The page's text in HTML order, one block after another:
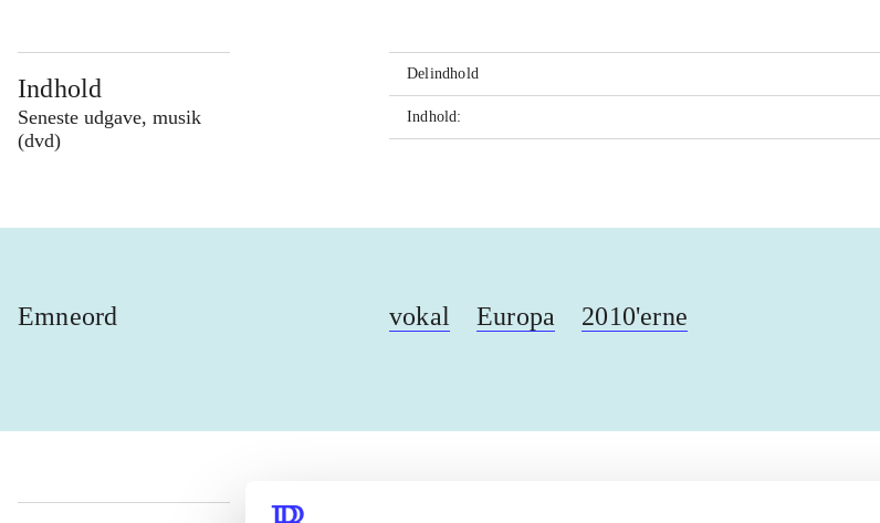
Indhold
Seneste udgave, musik
(dvd)
Delindhold
Indhold:
Emneord vokal Europa 2010'erne